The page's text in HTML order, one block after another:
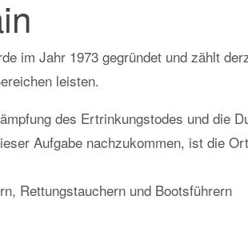
im Jahr 1973 gegründet und zählt
leisten.
des Ertrinkungstodes und die
Aufgabe nachzukommen, ist die
Rettungstauchern und Bootsführern